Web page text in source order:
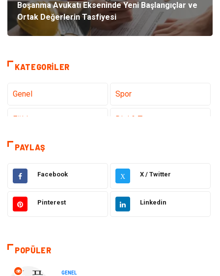
Boşanma Avukatı Ekseninde Yeni Başlangıçlar ve
Ortak Değerlerin Tasfiyesi
KATEGORILER
Genel Spor
Eğitim Dizi & Tv
Dünya'dan Haberler
Müzik İnternet
Ülkemizden Haberler Politika & Siyaset
Akıllı Telefon
Soru-Cevap
PAYLAŞ
Facebook X X / Twitter
Pinterest Linkedin
POPÜLER
GENEL